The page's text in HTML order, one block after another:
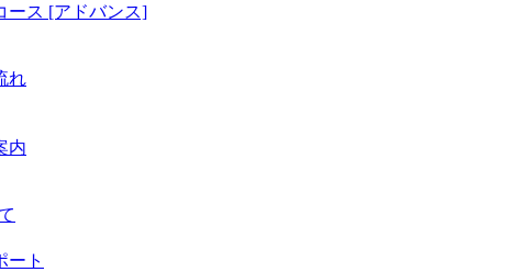
ース [アドバンス]
れ
内
ート